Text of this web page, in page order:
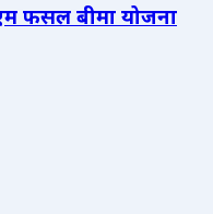
फसल बीमा योजना